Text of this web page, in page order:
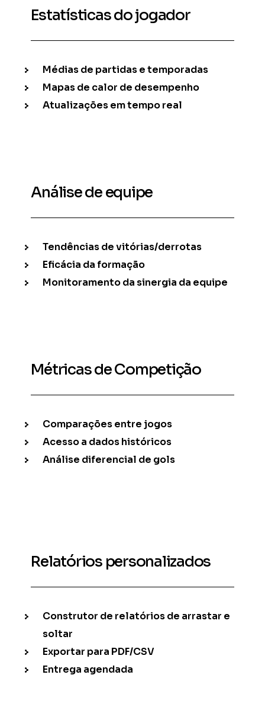
Estatísticas do jogador
Médias de partidas e temporadas
Mapas de calor de desempenho
Atualizações em tempo real
Análise de equipe
Tendências de vitórias/derrotas
Eficácia da formação
Monitoramento da sinergia da equipe
Métricas de Competição
Comparações entre jogos
Acesso a dados históricos
Análise diferencial de gols
Relatórios personalizados
Construtor de relatórios de arrastar e
soltar
Exportar para PDF/CSV
Entrega agendada